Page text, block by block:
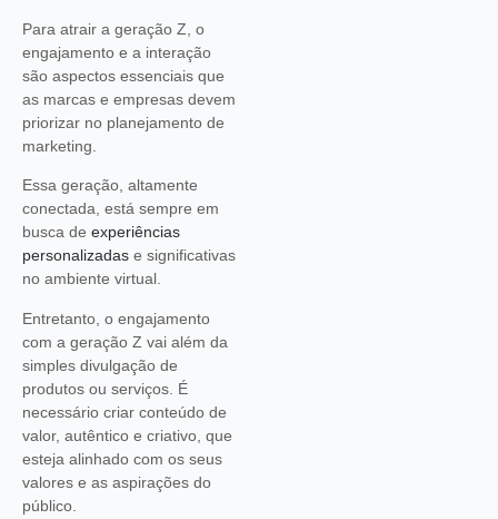
Para atrair a geração Z, o
engajamento e a interação
são aspectos essenciais que
as marcas e empresas devem
priorizar no planejamento de
marketing.
Essa geração, altamente
conectada, está sempre em
busca de experiências
personalizadas e significativas
no ambiente virtual.
Entretanto, o engajamento
com a geração Z vai além da
simples divulgação de
produtos ou serviços. É
necessário criar conteúdo de
valor, autêntico e criativo, que
esteja alinhado com os seus
valores e as aspirações do
público.